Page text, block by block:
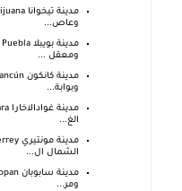
وعاص...
ومعقل ...
وبوابة...
الغ...
الشمال ال...
ومر...